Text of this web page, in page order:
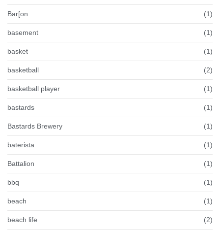
Bar[on (1)
basement (1)
basket (1)
basketball (2)
basketball player (1)
bastards (1)
Bastards Brewery (1)
baterista (1)
Battalion (1)
bbq (1)
beach (1)
beach life (2)